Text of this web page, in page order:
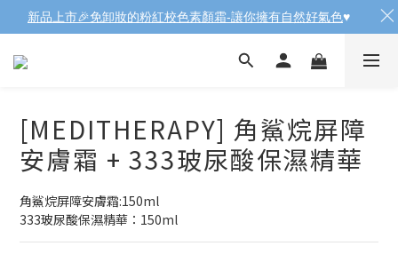
[MEDITHERAPY] 角鯊烷屏障
安膚霜 + 333玻尿酸保濕精華
角鯊烷屏障安膚霜:150ml
333玻尿酸保濕精華：150ml
新品上市🎉免卸妝的粉紅校色素顏霜-讓你擁有自然好氣色♥️